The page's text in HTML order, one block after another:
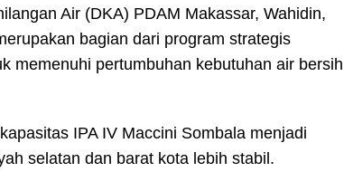
Air (DKA) PDAM Makassar, Wahidin,
bagian dari program strategis
memenuhi pertumbuhan kebutuhan air bersih
IPA IV Maccini Sombala menjadi
selatan dan barat kota lebih stabil.